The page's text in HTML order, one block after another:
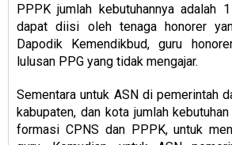
PPPK jumlah kebutuhannya adalah
dapat diisi oleh tenaga honorer
Dapodik Kemendikbud, guru
lulusan PPG yang tidak mengajar.
Sementara untuk ASN di pemerintah
kabupaten, dan kota jumlah
formasi CPNS dan PPPK, untuk